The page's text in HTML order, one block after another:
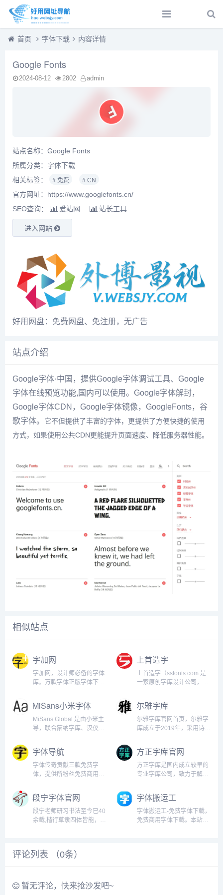
首页 字体下载 内容详情
Google Fonts
2024-08-12 2802 admin
站点名称：Google Fonts
所属分类： 字体下载
相关标签：
# 免费 # CN
官方网址：https://www.googlefonts.cn/
SEO查询：
爱站网 站长工具
进入网站
好用网盘：免费网盘、免注册，无广告
站点介绍
Google字体·中国，提供Google字体调试工具、Google
字体在线预览功能,国内可以使用。Google字体解封，
Google字体CDN，Google字体镜像，GoogleFonts，谷
歌字体。 它不但提供了丰富的字体，更提供了方便快捷的使用
方式，如果使用公共CDN更能提升页面速度、降低服务器性能。
相似站点
字加网
字加网，设计师必备的字体
库。万款字体正版字体下
体，卡通字体，毛笔字体，
可爱字体等各种好看字体。
设计师提升效率的选择。字
加...
上首造字
上首造字（ssfonts.com 是
一家原创字库设计公司，可
费下载，个性化字体定制，
字体打包下载，秉持
&ldquo;上首，为品牌造字
&rdquo;的理念，让更多...
MiSans小米字体
MiSans Global 是由小米主
导，联合蒙纳字库、汉仪字
定制项目。这是一个庞大的
字体家族，涵盖 20 多种书
写系统，支持 600 多种语
言，字符数量超过 10 万
尔雅字库
尔雅字库官网首页，尔雅字
库成立于2019年，采用诗经
高端字体设计，其中尔雅新
大黑、尔雅航天系列字体广
受好评，是原创正版商业字
库尔雅字库介绍尔雅字库成
字体导航
字体传奇贡献三款免费字
体，提供所粉丝免费商用
传奇南安体》《字体传奇雪
家黑》商标使用/嵌入式需授
权，其他不限。字体传奇网
（ziticq.com），是以字
方正字库官网
方正字库是国内成立较早的
专业字库公司，致力于解决
目前已推出了数千款字体，
包括PS字体，广告字体，卡
通字体，毛笔字体，可爱字
体等各种好看字体。本站提
段宁字体官网
段宁老师研习书法至今已40
余载,楷行草隶四体皆能，段
已被广大用户千万次的海量
字体搬运工
字体搬运工-免费字体下载，
免费商用字体下载。本站是
评论列表 （0条）
暂无评论，快来抢沙发吧~